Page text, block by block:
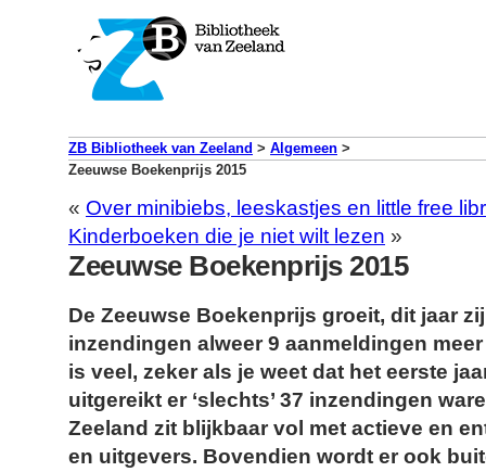
ZB Bibliotheek van Zeeland > Algemeen >
Zeeuwse Boekenprijs 2015
« Over minibiebs, leeskastjes en little free
Kinderboeken die je niet wilt lezen »
Zeeuwse Boekenprijs 2015
De Zeeuwse Boekenprijs groeit, dit jaar
inzendingen alweer 9 aanmeldingen
is veel, zeker als je weet dat het eerste
uitgereikt er ‘slechts’ 37 inzendingen
Zeeland zit blijkbaar vol met actieve en
en uitgevers. Bovendien wordt er ook